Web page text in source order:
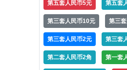
第五套人民币5元 第五套
第三套人民币10元 第三
第三套人民币2元 第三套
第二套人民币2角 第一套